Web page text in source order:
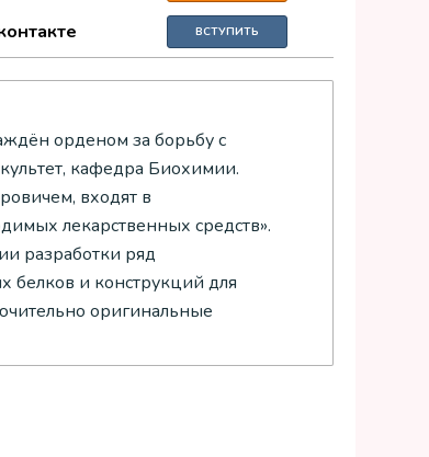
ВСТУПИТЬ
орденом за борьбу с
кафедра Биохимии.
входят в
лекарственных средств».
разработки ряд
белков и конструкций для
оригинальные